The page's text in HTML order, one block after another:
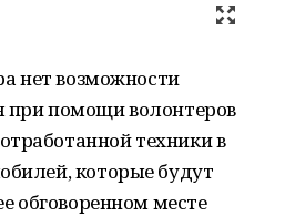
нет возможности
при помощи волонтеров
техники в
которые будут
обговоренном месте